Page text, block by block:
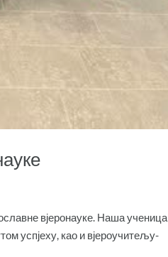
вјеронауке. Наша ученица
успјеху, као и вјероучитељу-